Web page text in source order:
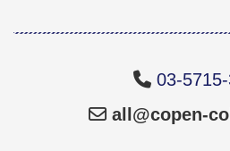
03-
all@copen-